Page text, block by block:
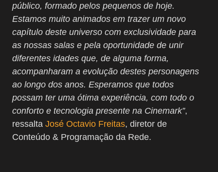
público, formado pelos pequenos de hoje.
Estamos muito animados em trazer um novo
capítulo deste universo com exclusividade para
as nossas salas e pela oportunidade de unir
diferentes idades que, de alguma forma,
acompanharam a evolução destes personagens
ao longo dos anos. Esperamos que todos
possam ter uma ótima experiência, com todo o
conforto e tecnologia presente na Cinemark”,
ressalta José Octavio Freitas, diretor de
Conteúdo & Programação da Rede.